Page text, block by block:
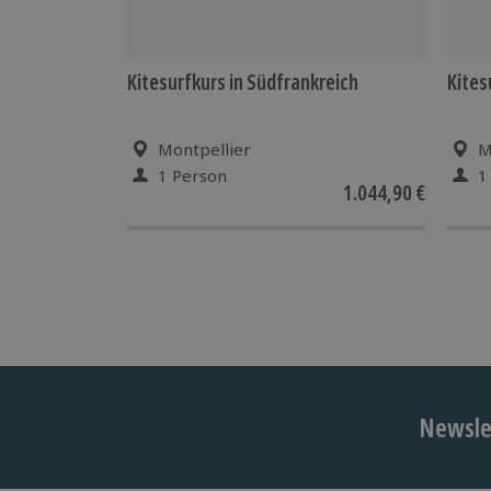
Kitesurfkurs in Südfrankreich
Montpellier
1 Person
1.044,90 €